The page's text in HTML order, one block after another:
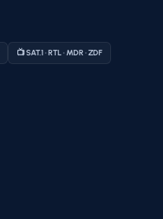
📺 SAT.1 · RTL · MDR · ZDF